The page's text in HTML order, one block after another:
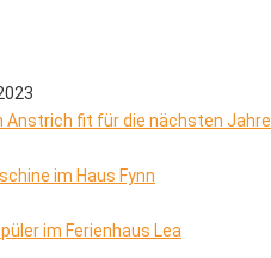
Anstrich fit für die nächsten Jahre
im Haus Fynn
im Ferienhaus Lea